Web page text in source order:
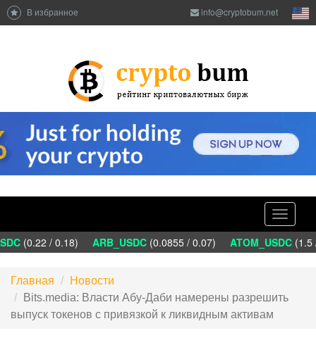
В избранное info@cryptobum.net
Toggle
(0.22 / 0.18) ARB_USDC(0.0855 / 0.07) ATOM_USDC(1.5
Главная
Новости
Bits.media: Власти Абу-Даби намерены разрешить
выпуск токенов с привязкой к ликвидным активам